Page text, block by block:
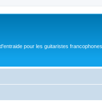
pour les guitaristes